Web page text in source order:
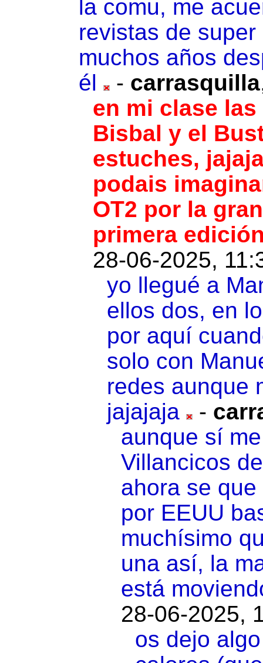
la comu, me
revistas de
muchos años
él
- carrasquilla
en mi clase
Bisbal y el
estuches,
podais
OT2 por la
primera
28-06-2025,
yo llegué a
ellos dos, en
por aquí
solo con
redes aunque
jajajaja
-
aunque sí
Villancicos
ahora se
por EEUU
muchísimo
una así, la
está
28-06-2025,
os dejo